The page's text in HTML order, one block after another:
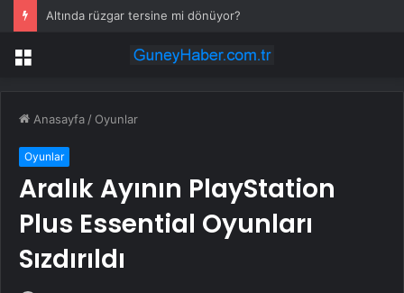
Sahte parçalar lüks Mercedes’i 62 bin dolar zarara uğrattı
Menü
Anasayfa / Oyunlar
Oyunlar
Aralık Ayının PlayStation
Plus Essential Oyunları
Sızdırıldı